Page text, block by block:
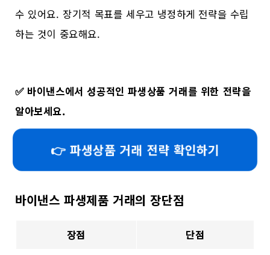
수 있어요. 장기적 목표를 세우고 냉정하게 전략을 수립
하는 것이 중요해요.
✅ 바이낸스에서 성공적인 파생상품 거래를 위한 전략을
알아보세요.
👉 파생상품 거래 전략 확인하기
바이낸스 파생제품 거래의 장단점
장점
단점